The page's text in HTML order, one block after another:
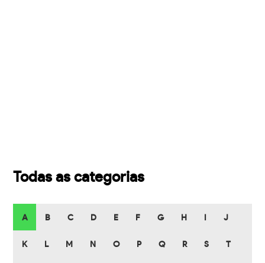
Todas as categorias
A B C D E F G H J
K L M N O P Q R S T